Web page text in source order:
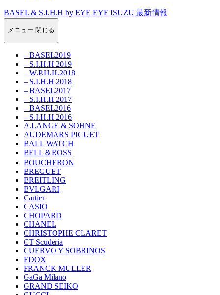
BASEL & S.I.H.H by EYE EYE ISUZU 最新情報
メニュー 閉じる
– BASEL2019
– S.I.H.H.2019
– W.P.H.H.2018
– S.I.H.H.2018
– BASEL2017
– S.I.H.H.2017
– BASEL2016
– S.I.H.H.2016
A.LANGE & SOHNE
AUDEMARS PIGUET
BALL WATCH
BELL＆ROSS
BOUCHERON
BREGUET
BREITLING
BVLGARI
Cartier
CASIO
CHOPARD
CHANEL
CHRISTOPHE CLARET
CT Scuderia
CUERVO Y SOBRINOS
EDOX
FRANCK MULLER
GaGa Milano
GRAND SEIKO